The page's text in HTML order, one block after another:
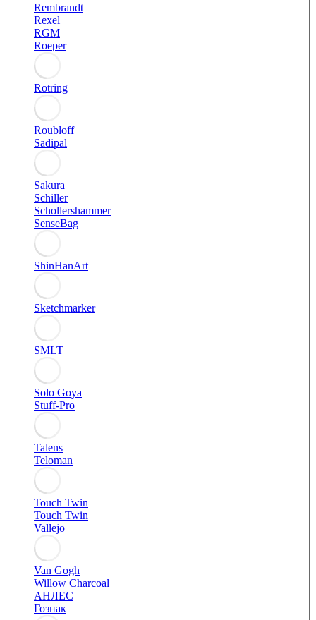
Rembrandt
Rexel
RGM
Roeper
Rotring
Roubloff
Sadipal
Sakura
Schiller
Schollershammer
SenseBag
ShinHanArt
Sketchmarker
SMLT
Solo Goya
Stuff-Pro
Talens
Teloman
Touch Twin
Touch Twin
Vallejo
Van Gogh
Willow Charcoal
АНЛЕС
Гознак